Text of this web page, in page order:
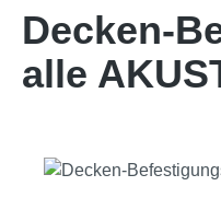
Decken-
alle
Bildergalerie